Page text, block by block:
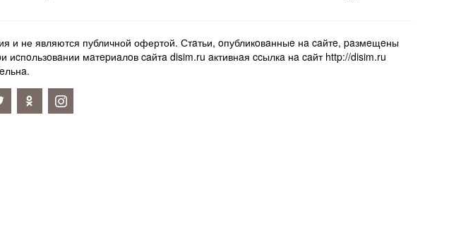
и не являются публичной офертой. Стaтьи, oпубликoвaнныe нa caйтe, paзмeщeны
мaтepиaлoв caйтa disim.ru aктивнaя ccылкa нa caйт http://disim.ru